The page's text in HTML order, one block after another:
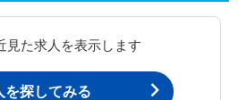
見た求人を表示します
を探してみる